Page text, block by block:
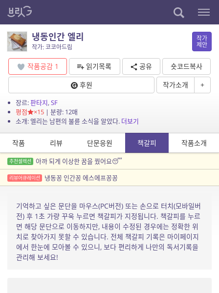
냉동인간 엘리
작가: 코코아드림
작가
제안
작품공감 1 읽기목록 공유
숏코드복사
후원
작가소개 +
장르:판타지,SF
평점
×15| 분량: 12매
소개: 엘리는 남편의 불륜 소식을 알았다. 더보기
작품 리뷰 단문응원 책갈피 작품소개
추천셀렉션 아까 되게 이상한 꿈을 꿨어요😴
리뷰어큐레이션 냉동꽁 인간꽁 에스에프꽁꽁
기억하고 싶은 문단을 마우스(PC버전) 또는 손으로 터치(모바일버
전) 후 1초 가량 꾸욱 누르면 책갈피가 지정됩니다. 책갈피를 누르
면 해당 문단으로 이동하지만, 내용이 수정된 경우에는 정확한 위
치로 찾아가지 못할 수 있습니다. 전체 책갈피 기록은 마이페이지
에서 한눈에 모아볼 수 있으니, 보다 편리하게 나만의 독서기록을
관리해 보세요!